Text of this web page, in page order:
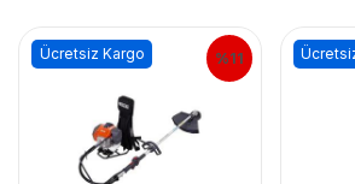
%11
Ücretsiz Kargo